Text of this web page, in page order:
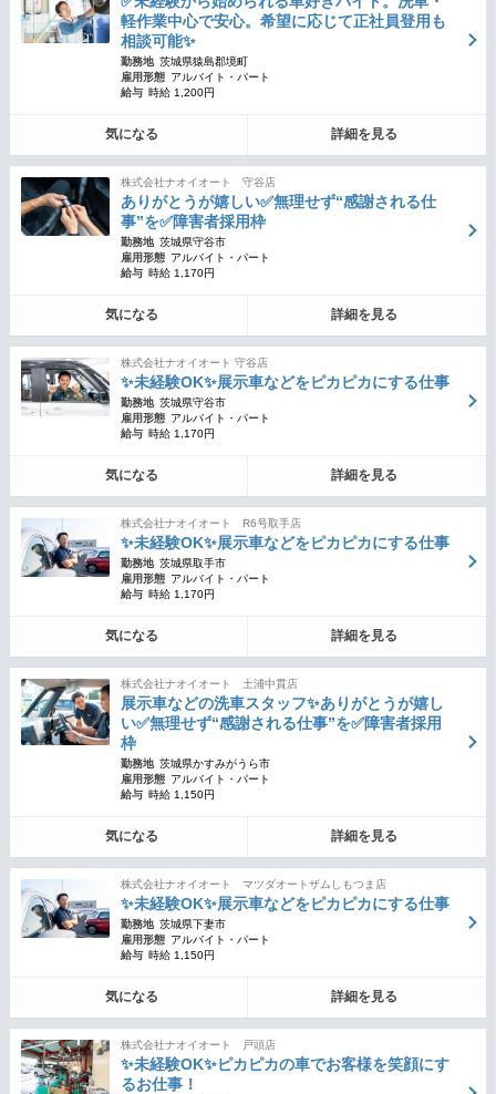
軽作業中心で安心。希望に応じて正社員登用も
相談可能✨
勤務地 茨城県猿島郡境町
雇用形態 アルバイト・パート
給与 時給 1,200円
気になる 詳細を見る
株式会社ナオイオート 守谷店
ありがとうが嬉しい✅無理せず“感謝される仕
事”を✅障害者採用枠
勤務地 茨城県守谷市
雇用形態 アルバイト・パート
給与 時給 1,170円
気になる 詳細を見る
株式会社ナオイオート 守谷店
✨未経験OK✨展示車などをピカピカにする仕事
勤務地 茨城県守谷市
雇用形態 アルバイト・パート
給与 時給 1,170円
気になる 詳細を見る
株式会社ナオイオート R6号取手店
✨未経験OK✨展示車などをピカピカにする仕事
勤務地 茨城県取手市
雇用形態 アルバイト・パート
給与 時給 1,170円
気になる 詳細を見る
株式会社ナオイオート 土浦中貫店
展示車などの洗車スタッフ✨ありがとうが嬉し
い✅無理せず“感謝される仕事”を✅障害者採用
枠
勤務地 茨城県かすみがうら市
雇用形態 アルバイト・パート
給与 時給 1,150円
気になる 詳細を見る
株式会社ナオイオート マツダオートザムしもつま店
✨未経験OK✨展示車などをピカピカにする仕事
勤務地 茨城県下妻市
雇用形態 アルバイト・パート
給与 時給 1,150円
気になる 詳細を見る
株式会社ナオイオート 戸頭店
✨未経験OK✨ピカピカの車でお客様を笑顔にす
るお仕事！